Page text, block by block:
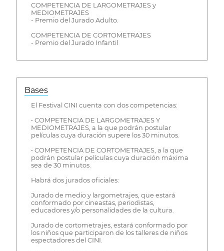
COMPETENCIA DE LARGOMETRAJES y
MEDIOMETRAJES
- Premio del Jurado Adulto.
COMPETENCIA DE CORTOMETRAJES
- Premio del Jurado Infantil
Bases
El Festival CINI cuenta con dos competencias:
• COMPETENCIA DE LARGOMETRAJES Y
MEDIOMETRAJES, a la que podrán postular
películas cuya duración supere los 30 minutos.
• COMPETENCIA DE CORTOMETRAJES, a la que
podrán postular películas cuya duración máxima
sea de 30 minutos.
Habrá dos jurados oficiales:
Jurado de medio y largometrajes, que estará
conformado por cineastas, periodistas,
educadores y/o personalidades de la cultura.
Jurado de cortometrajes, estará conformado por
los niños que participaron de los talleres de niños
espectadores del CINI.